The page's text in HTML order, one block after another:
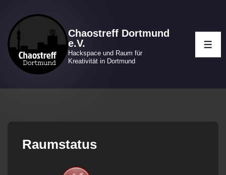
Inhalt
Chaostreff Dortmund
e.V.
Hackspace und Raum für
Kreativität in Dortmund
Raumstatus